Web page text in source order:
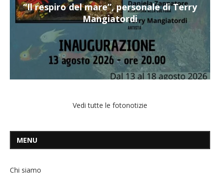
“Il respiro del mare”, personale di Terry
Mangiatordi
Vedi tutte le fotonotizie
MENU
Chi siamo